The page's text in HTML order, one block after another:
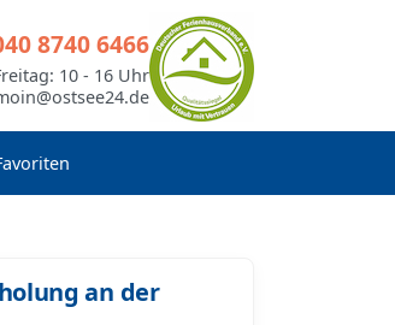
8740 6466
10 - 16 Uhr
an der